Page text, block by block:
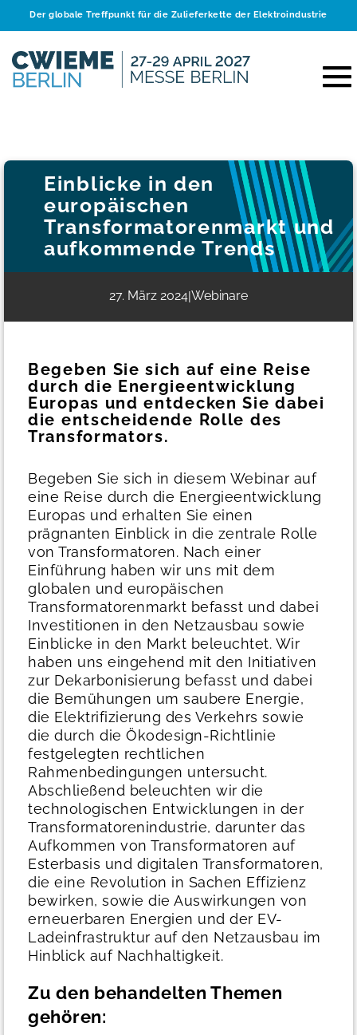
Der globale Treffpunkt für die Zulieferkette der Elektroindustrie
Einblicke in den
europäischen
Transformatorenmarkt und
aufkommende Trends
27. März 2024|Webinare
Begeben Sie sich auf eine Reise
durch die Energieentwicklung
Europas und entdecken Sie dabei
die entscheidende Rolle des
Transformators.
Begeben Sie sich in diesem Webinar auf
eine Reise durch die Energieentwicklung
Europas und erhalten Sie einen
prägnanten Einblick in die zentrale Rolle
von Transformatoren. Nach einer
Einführung haben wir uns mit dem
globalen und europäischen
Transformatorenmarkt befasst und dabei
Investitionen in den Netzausbau sowie
Einblicke in den Markt beleuchtet. Wir
haben uns eingehend mit den Initiativen
zur Dekarbonisierung befasst und dabei
die Bemühungen um saubere Energie,
die Elektrifizierung des Verkehrs sowie
die durch die Ökodesign-Richtlinie
festgelegten rechtlichen
Rahmenbedingungen untersucht.
Abschließend beleuchten wir die
technologischen Entwicklungen in der
Transformatorenindustrie, darunter das
Aufkommen von Transformatoren auf
Esterbasis und digitalen Transformatoren,
die eine Revolution in Sachen Effizienz
bewirken, sowie die Auswirkungen von
erneuerbaren Energien und der EV-
Ladeinfrastruktur auf den Netzausbau im
Hinblick auf Nachhaltigkeit.
Zu den behandelten Themen
gehören: